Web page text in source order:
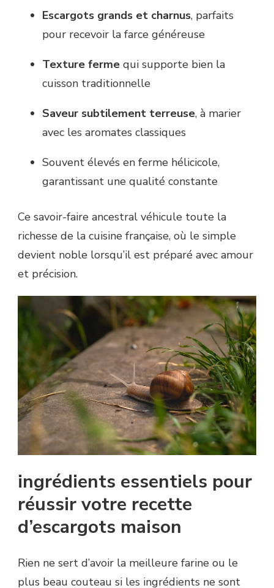
Escargots grands et charnus, parfaits
pour recevoir la farce généreuse
Texture ferme qui supporte bien la
cuisson traditionnelle
Saveur subtilement terreuse, à marier
avec les aromates classiques
Souvent élevés en ferme hélicicole,
garantissant une qualité constante
Ce savoir-faire ancestral véhicule toute la
richesse de la cuisine française, où le simple
devient noble lorsqu’il est préparé avec amour
et précision.
ingrédients essentiels pour
réussir votre recette
d’escargots maison
Rien ne sert d’avoir la meilleure farine ou le
plus beau couteau si les ingrédients ne sont